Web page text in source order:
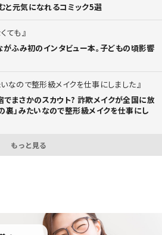
と元気になれるコミック5選
ても
ながふみ初のインタビュー本。子どもの頃影響
なので整形級メイクを仕事にしました
でまさかのスカウト? 詐欺メイクが全国に放
裏」みたいなので整形級メイクを仕事にし
もっと見る